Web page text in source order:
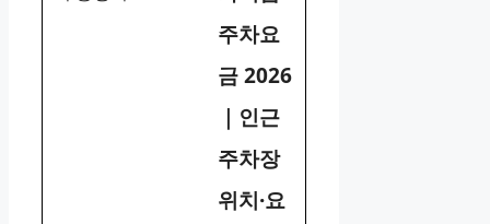
주차요
금 2026
｜인근
주차장
위치·요